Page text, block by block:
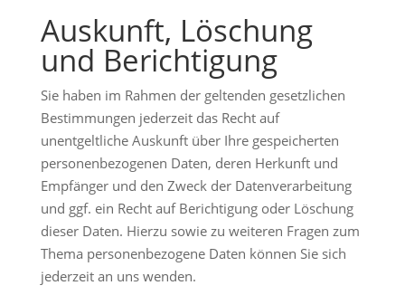
Auskunft, Löschung
und Berichtigung
Sie haben im Rahmen der geltenden gesetzlichen
Bestimmungen jederzeit das Recht auf
unentgeltliche Auskunft über Ihre gespeicherten
personenbezogenen Daten, deren Herkunft und
Empfänger und den Zweck der Datenverarbeitung
und ggf. ein Recht auf Berichtigung oder Löschung
dieser Daten. Hierzu sowie zu weiteren Fragen zum
Thema personenbezogene Daten können Sie sich
jederzeit an uns wenden.